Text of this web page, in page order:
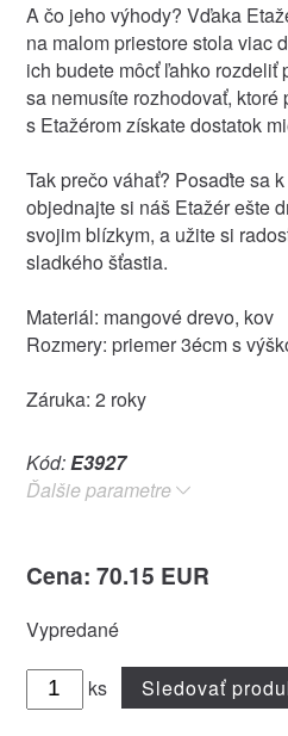
A čo jeho výhody? Vďaka
na malom priestore stola viac
ich budete môcť ľahko rozdeliť
sa nemusíte rozhodovať,
s Etažérom získate dostatok
Tak prečo váhať? Posaďte sa
objednajte si náš Etažér ešte
svojim blízkym, a užite si
sladkého šťastia.
Materiál: mangové drevo, kov
Rozmery: priemer 3écm s
Záruka: 2 roky
Kód:E3927
Ďalšie parametre
Cena: 70.15 EUR
Vypredané
ks Sledovať